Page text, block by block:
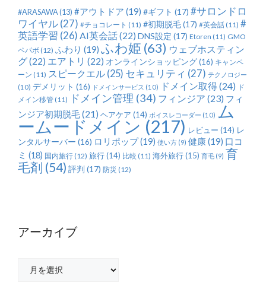
#ARASAWA(13) #アウトドア (19) #ギフト (17) #サロンドロ
ワイヤル(27) #チョコレート (11) #初期脱毛(17) #英会話 (11) #
英語学習 (26) AI英会話(22) DNS設定 (17) Etoren (11) GMO
ペパボ(12) ふわり (19) ふわ姫 (63) ウェブホスティン
グ(22) エアトリ (22) オンラインショッピング(16) キャンペ
ーン (11) スピークエル (25) セキュリティ (27) テクノロジー
(10) デメリット (16) ドメインサービス (10) ドメイン取得(24) ド
メイン移管 (11) ドメイン管理 (34) フィンジア (23) フィ
ンジア初期脱毛(21) ヘアケア (14) ボイスレコーダー (10) ム
ームードメイン (217) レビュー (14) レ
ンタルサーバー (16) ロリポップ(19) 使い方 (9) 健康(19) 口コ
ミ (18) 国内旅行(12) 旅行(14) 比較 (11) 海外旅行(15) 育毛 (9) 育
毛剤 (54) 評判 (17) 防災 (12)
アーカイブ